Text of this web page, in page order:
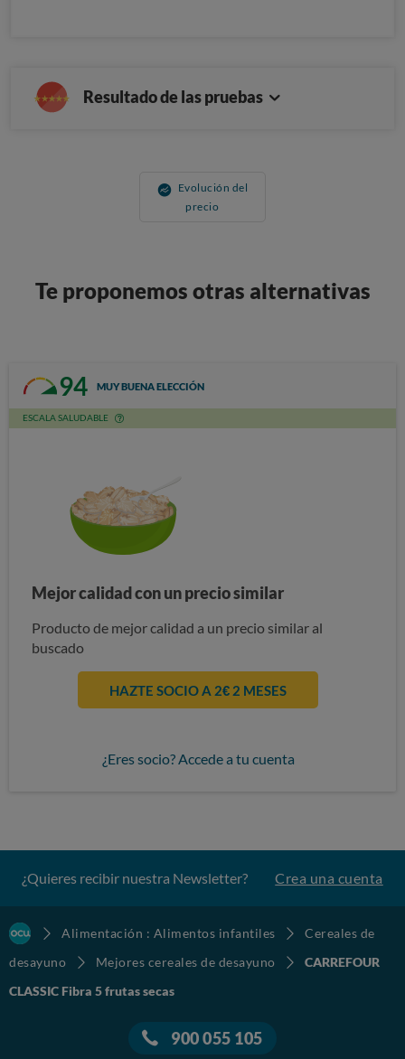
Resultado de las pruebas
Evolución del
precio
Te proponemos otras alternativas
94 MUY BUENA ELECCIÓN
ESCALA SALUDABLE
Mejor calidad con un precio similar
Producto de mejor calidad a un precio similar al
buscado
HAZTE SOCIO A 2€ 2 MESES
¿Eres socio? Accede a tu cuenta
¿Quieres recibir nuestra Newsletter? Crea una cuenta
Alimentación : Alimentos infantiles
Cereales de
desayuno
Mejores cereales de desayuno
CARREFOUR
CLASSIC Fibra 5 frutas secas
900 055 105